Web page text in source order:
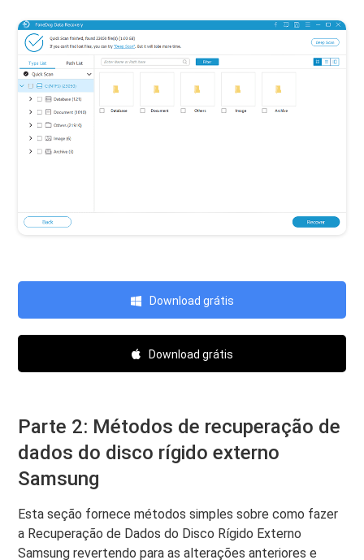
Download grátis
Download grátis
Parte 2: Métodos de recuperação de
dados do disco rígido externo
Samsung
Esta seção fornece métodos simples sobre como fazer
a Recuperação de Dados do Disco Rígido Externo
Samsung revertendo para as alterações anteriores e